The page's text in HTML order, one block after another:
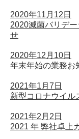
2020年11月12日
2020滅菌バリデ
せ
2020年12月10日
年末年始の業務お
2021年1月7日
新型コロナウイル
2021年2月2日
2021 年 弊社卓上